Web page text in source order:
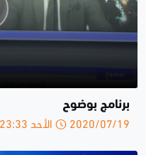
برنامج بوضوح
2020/07/19 الأحد 23:33 م